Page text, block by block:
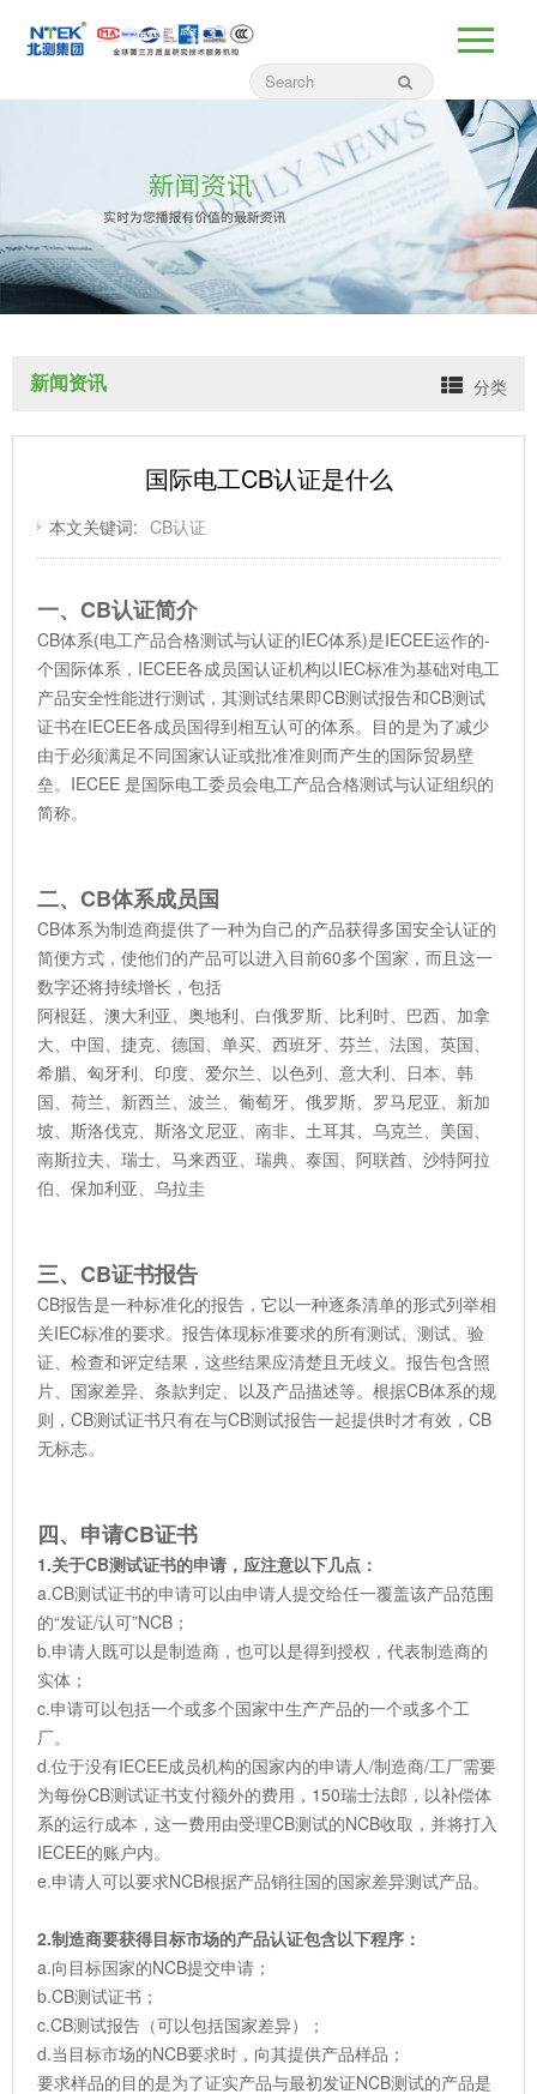
新闻资讯 分类
国际电工CB认证是什么
本文关键词: CB认证
一、CB认证简介
CB体系(电工产品合格测试与认证的IEC体系)是IECEE运作的-
个国际体系，IECEE各成员国认证机构以IEC标准为基础对电工
产品安全性能进行测试，其测试结果即CB测试报告和CB测试
证书在IECEE各成员国得到相互认可的体系。目的是为了减少
由于必须满足不同国家认证或批准准则而产生的国际贸易壁
垒。IECEE 是国际电工委员会电工产品合格测试与认证组织的
简称。
二、CB体系成员国
CB体系为制造商提供了一种为自己的产品获得多国安全认证的
简便方式，使他们的产品可以进入目前60多个国家，而且这一
数字还将持续增长，包括
阿根廷、澳大利亚、奥地利、白俄罗斯、比利时、巴西、加拿
大、中国、捷克、德国、单买、西班牙、芬兰、法国、英国、
希腊、匈牙利、印度、爱尔兰、以色列、意大利、日本、韩
国、荷兰、新西兰、波兰、葡萄牙、俄罗斯、罗马尼亚、新加
坡、斯洛伐克、斯洛文尼亚、南非、土耳其、乌克兰、美国、
南斯拉夫、瑞士、马来西亚、瑞典、泰国、阿联酋、沙特阿拉
伯、保加利亚、乌拉圭
三、CB证书报告
CB报告是一种标准化的报告，它以一种逐条清单的形式列举相
关IEC标准的要求。报告体现标准要求的所有测试、测试、验
证、检查和评定结果，这些结果应清楚且无歧义。报告包含照
片、国家差异、条款判定、以及产品描述等。根据CB体系的规
则，CB测试证书只有在与CB测试报告一起提供时才有效，CB
无标志。
四、申请CB证书
1.关于CB测试证书的申请，应注意以下几点：
a.CB测试证书的申请可以由申请人提交给任一覆盖该产品范围
的“发证/认可”NCB；
b.申请人既可以是制造商，也可以是得到授权，代表制造商的
实体；
c.申请可以包括一个或多个国家中生产产品的一个或多个工
厂。
d.位于没有IECEE成员机构的国家内的申请人/制造商/工厂需要
为每份CB测试证书支付额外的费用，150瑞士法郎，以补偿体
系的运行成本，这一费用由受理CB测试的NCB收取，并将打入
IECEE的账户内。
e.申请人可以要求NCB根据产品销往国的国家差异测试产品。
2.制造商要获得目标市场的产品认证包含以下程序：
a.向目标国家的NCB提交申请；
b.CB测试证书；
c.CB测试报告（可以包括国家差异）；
d.当目标市场的NCB要求时，向其提供产品样品；
要求样品的目的是为了证实产品与最初发证NCB测试的产品是